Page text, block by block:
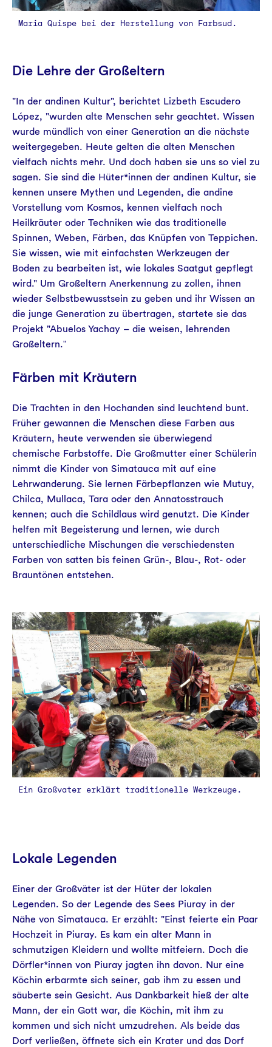
Maria Quispe bei der Herstellung von Farbsud.
Die Lehre der Großeltern
"In der andinen Kultur", berichtet Lizbeth Escudero
López, "wurden alte Menschen sehr geachtet. Wissen
wurde mündlich von einer Generation an die nächste
weitergegeben. Heute gelten die alten Menschen
vielfach nichts mehr. Und doch haben sie uns so viel zu
sagen. Sie sind die Hüter*innen der andinen Kultur, sie
kennen unsere Mythen und Legenden, die andine
Vorstellung vom Kosmos, kennen vielfach noch
Heilkräuter oder Techniken wie das traditionelle
Spinnen, Weben, Färben, das Knüpfen von Teppichen.
Sie wissen, wie mit einfachsten Werkzeugen der
Boden zu bearbeiten ist, wie lokales Saatgut gepflegt
wird." Um Großeltern Anerkennung zu zollen, ihnen
wieder Selbstbewusstsein zu geben und ihr Wissen an
die junge Generation zu übertragen, startete sie das
Projekt "Abuelos Yachay – die weisen, lehrenden
Großeltern."
Färben mit Kräutern
Die Trachten in den Hochanden sind leuchtend bunt.
Früher gewannen die Menschen diese Farben aus
Kräutern, heute verwenden sie überwiegend
chemische Farbstoffe. Die Großmutter einer Schülerin
nimmt die Kinder von Simatauca mit auf eine
Lehrwanderung. Sie lernen Färbepflanzen wie Mutuy,
Chilca, Mullaca, Tara oder den Annatosstrauch
kennen; auch die Schildlaus wird genutzt. Die Kinder
helfen mit Begeisterung und lernen, wie durch
unterschiedliche Mischungen die verschiedensten
Farben von satten bis feinen Grün-, Blau-, Rot- oder
Brauntönen entstehen.
Ein Großvater erklärt traditionelle Werkzeuge.
Lokale Legenden
Einer der Großväter ist der Hüter der lokalen
Legenden. So der Legende des Sees Piuray in der
Nähe von Simatauca. Er erzählt: "Einst feierte ein Paar
Hochzeit in Piuray. Es kam ein alter Mann in
schmutzigen Kleidern und wollte mitfeiern. Doch die
Dörfler*innen von Piuray jagten ihn davon. Nur eine
Köchin erbarmte sich seiner, gab ihm zu essen und
säuberte sein Gesicht. Aus Dankbarkeit hieß der alte
Mann, der ein Gott war, die Köchin, mit ihm zu
kommen und sich nicht umzudrehen. Als beide das
Dorf verließen, öffnete sich ein Krater und das Dorf